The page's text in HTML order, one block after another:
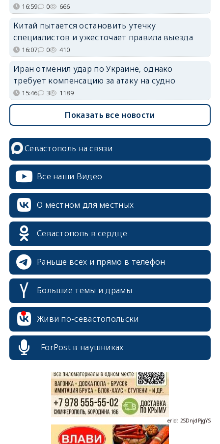
16:59 0 666
Китай пытается остановить утечку
специалистов и ужесточает правила выезда
16:07 0 410
Иран отменил удар по Украине, однако
требует компенсацию за атаку на судно
15:46 3 1189
Показать все новости
Севастополь на связи
Все наши Видео
О местном для местных
Севастополь в сердце
Раньше всех и прямо в телефон
Большие темы и драмы
Живи по-севастопольски
ForPost в наушниках
erid: 2SDnjdPjgYS